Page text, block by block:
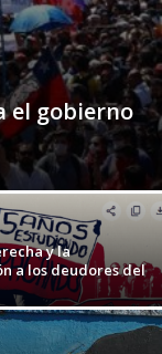
el gobierno
y la
a los deudores del